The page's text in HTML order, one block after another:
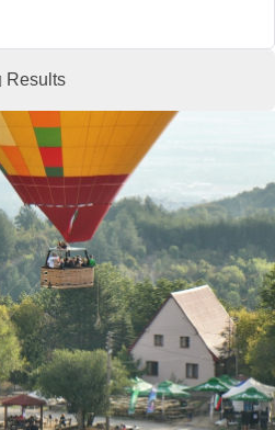
Results